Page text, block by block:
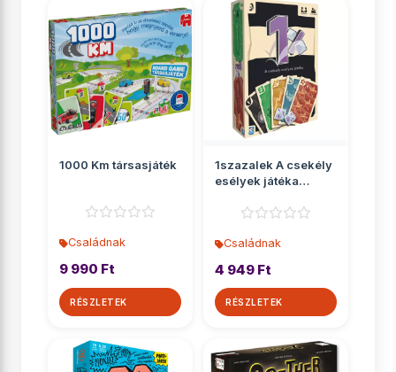
1000 Km társasjáték
Családnak
9 990 Ft
RÉSZLETEK
1szazalek A csekély
esélyek játéka
Családnak
4 949 Ft
RÉSZLETEK